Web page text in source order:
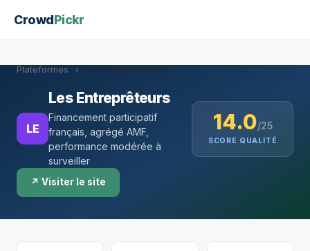
CrowdPickr
Plateformes › Les Entreprêteurs
LE
Les Entreprêteurs
Financement participatif
français, agrégé AMF,
performance modérée à
surveiller
14.0/25
SCORE QUALITÉ
↗ Visiter le site